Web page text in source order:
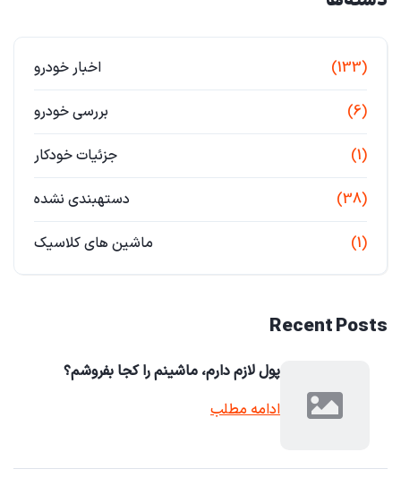
اخبار خودرو (133)
بررسی خودرو (6)
جزئیات خودکار (1)
دستهبندی نشده (38)
ماشین های کلاسیک (1)
Recent Posts
پول لازم دارم، ماشینم را کجا بفروشم؟
ادامه مطلب